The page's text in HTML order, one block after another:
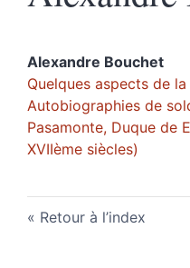
Alexandre Bouchet
Quelques aspects de
Autobiographies de
Pasamonte, Duque de
XVIIème siècles)
Retour à l’index